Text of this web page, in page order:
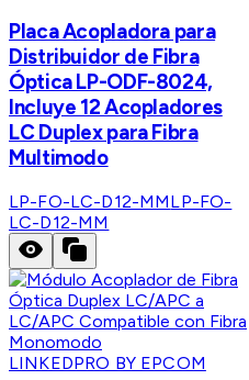
Placa Acopladora para
Distribuidor de Fibra
Óptica LP-ODF-8024,
Incluye 12 Acopladores
LC Duplex para Fibra
Multimodo
LP-FO-LC-D12-MMLP-FO-
LC-D12-MM
LINKEDPRO BY EPCOM